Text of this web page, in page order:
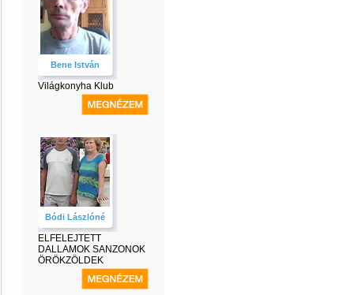
Bene István
Világkonyha Klub
Bódi Lászlóné
ELFELEJTETT
DALLAMOK SANZONOK
ÖRÖKZÖLDEK